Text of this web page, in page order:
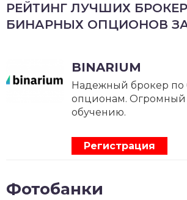
РЕЙТИНГ ЛУЧШИХ
БИНАРНЫХ ОПЦИОНОВ ЗА
BINARIUM
Надежный брокер
опционам. Огромный
обучению.
Регистрация
Фотобанки